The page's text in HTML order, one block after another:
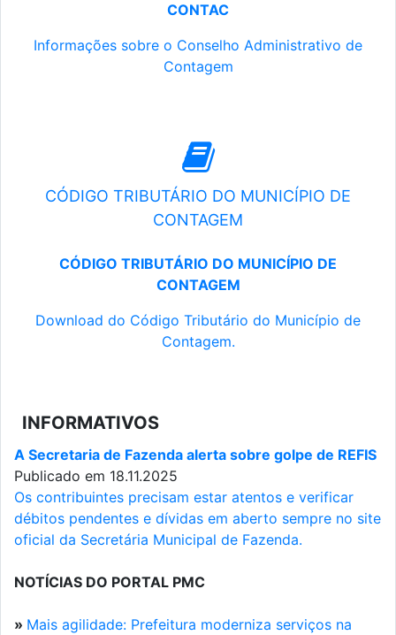
CONTAC
Informações sobre o Conselho Administrativo de
Contagem
CÓDIGO TRIBUTÁRIO DO MUNICÍPIO DE
CONTAGEM
CÓDIGO TRIBUTÁRIO DO MUNICÍPIO DE
CONTAGEM
Download do Código Tributário do Município de
Contagem.
INFORMATIVOS
A Secretaria de Fazenda alerta sobre golpe de REFIS
Publicado em 18.11.2025
Os contribuintes precisam estar atentos e verificar
débitos pendentes e dívidas em aberto sempre no site
oficial da Secretária Municipal de Fazenda.
NOTÍCIAS DO PORTAL PMC
» Mais agilidade: Prefeitura moderniza serviços na